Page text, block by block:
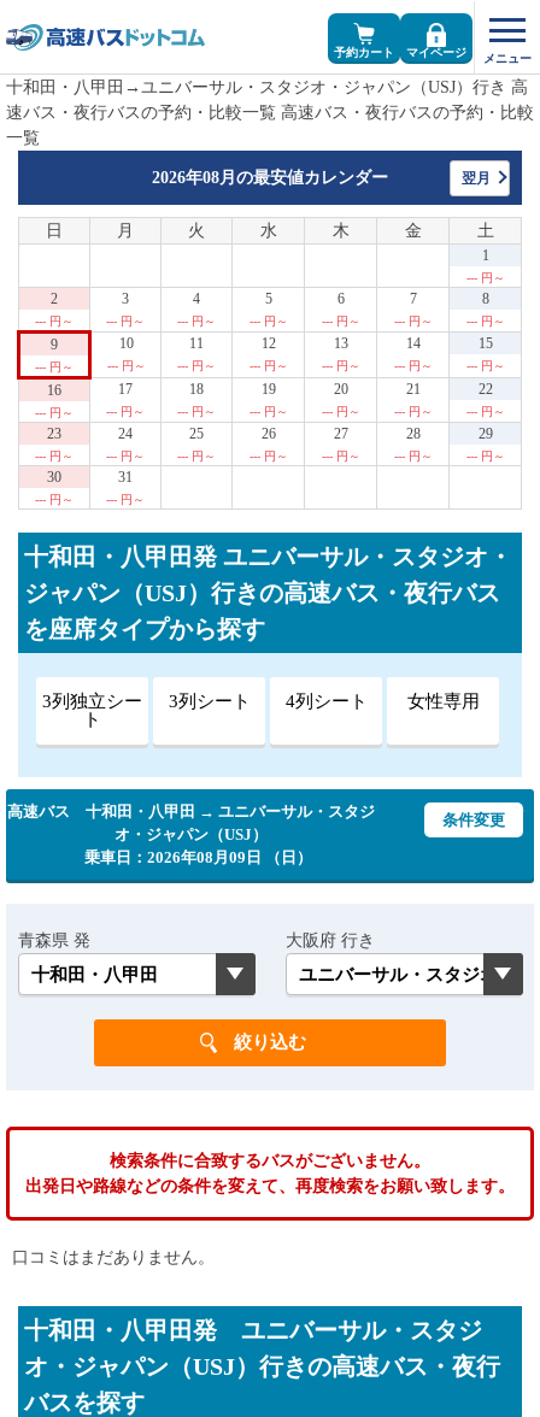
予約カート マイページ
十和田・八甲田→ユニバーサル・スタジオ・ジャパン（USJ）行き 高
速バス・夜行バスの予約・比較一覧 高速バス・夜行バスの予約・比較
一覧
2026年08月の最安値カレンダー 翌月
日 月 火 水 木 金 土
1
--- 円～
2
--- 円～
3
--- 円～
4
--- 円～
5
--- 円～
6
--- 円～
7
--- 円～
8
--- 円～
9
--- 円～
10
--- 円～
11
--- 円～
12
--- 円～
13
--- 円～
14
--- 円～
15
--- 円～
16
--- 円～
17
--- 円～
18
--- 円～
19
--- 円～
20
--- 円～
21
--- 円～
22
--- 円～
23
--- 円～
24
--- 円～
25
--- 円～
26
--- 円～
27
--- 円～
28
--- 円～
29
--- 円～
30
--- 円～
31
--- 円～
十和田・八甲田発 ユニバーサル・スタジオ・
ジャパン（USJ）行きの高速バス・夜行バス
を座席タイプから探す
3列独立シー
ト
3列シート 4列シート 女性専用
高速バス 十和田・八甲田 → ユニバーサル・スタジ
オ・ジャパン（USJ）
乗車日：2026年08月09日 （日）
条件変更
青森県 発 大阪府 行き
検索条件に合致するバスがございません。
出発日や路線などの条件を変えて、再度検索をお願い致します。
口コミはまだありません。
十和田・八甲田発 ユニバーサル・スタジ
オ・ジャパン（USJ）行きの高速バス・夜行
バスを探す